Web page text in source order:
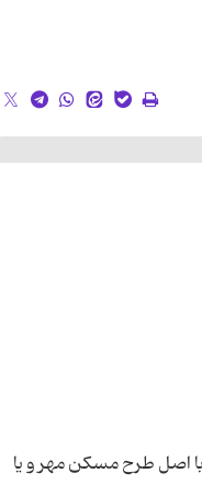
اصل طرح مسکن مهر و یا